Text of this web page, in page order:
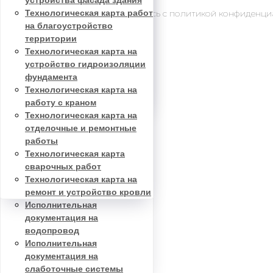
ППР на кровлю
ППР на монтаж
трубопровода
ППР на монтаж
оборудования
ППР на устройство траншеи
ППР сварочные работы
ППР портфолио
документация на
отделочные работы
Исполнительная
документация на
реконструкцию
Исполнительная
документация на
автомобильные дороги
Исполнительная
документация на кровлю
Исполнительная
документация на
канализацию
Исполнительная
документация на газопровод
Исполнительная
документация на
водопровод
Исполнительная
документация на
слаботочные системы
Технологическая карта работ
на благоустройство
территории
Технологическая карта на
устройство гидроизоляции
фундамента
Технологическая карта на
работу с краном
Технологическая карта на
отделочные и ремонтные
работы
Технологическая карта
сварочных работ
Технологическая карта на
ремонт и устройство кровли
ОТПРАВИТЬ
Нажимая на кнопку, вы соглашаетесь с политикой